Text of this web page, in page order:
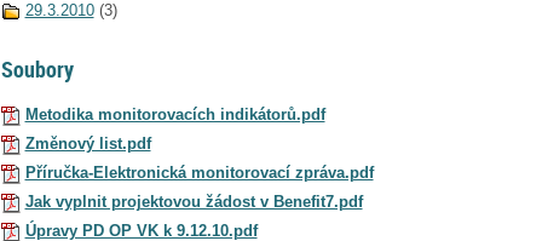
29.3.2010 (3)
Soubory
Metodika monitorovacích indikátorů.pdf
Změnový list.pdf
Příručka-Elektronická monitorovací zpráva.pdf
Jak vyplnit projektovou žádost v Benefit7.pdf
Úpravy PD OP VK k 9.12.10.pdf